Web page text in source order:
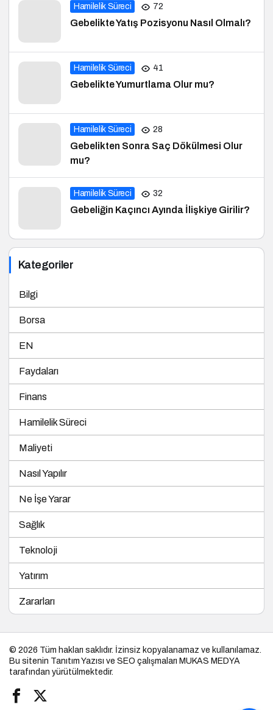
Hamilelik Süreci 72
Gebelikte Yatış Pozisyonu Nasıl Olmalı?
Hamilelik Süreci 41
Gebelikte Yumurtlama Olur mu?
Hamilelik Süreci 28
Gebelikten Sonra Saç Dökülmesi Olur
mu?
Hamilelik Süreci 32
Gebeliğin Kaçıncı Ayında İlişkiye Girilir?
Kategoriler
Bilgi
Borsa
EN
Faydaları
Finans
Hamilelik Süreci
Maliyeti
Nasıl Yapılır
Ne İşe Yarar
Sağlık
Teknoloji
Yatırım
Zararları
© 2026 Tüm hakları saklıdır. İzinsiz kopyalanamaz ve kullanılamaz.
Bu sitenin Tanıtım Yazısı ve SEO çalışmaları MUKAS MEDYA
tarafından yürütülmektedir.